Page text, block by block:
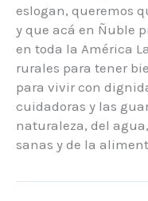
eslogan, queremos
y que acá en Ñuble
en toda la América
rurales para tener
para vivir con
cuidadoras y las
naturaleza, del
sanas y de la